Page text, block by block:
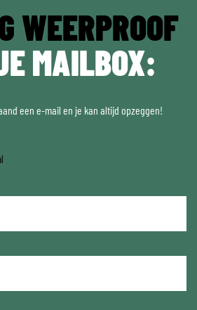
WEERPROOF
MAILBOX:
een e-mail en je kan altijd opzeggen!